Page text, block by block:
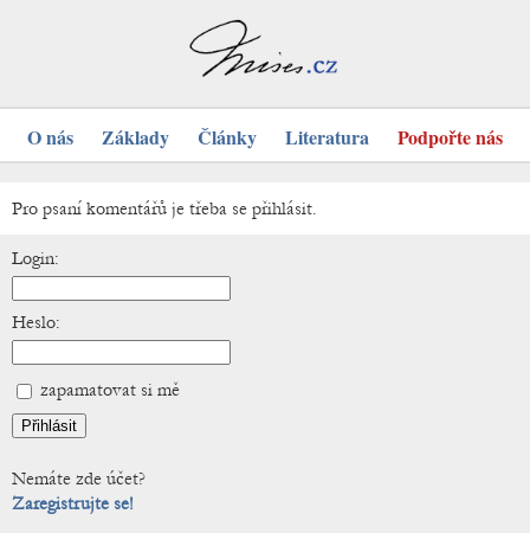
O nás Základy Články Literatura Podpořte nás
Pro psaní komentářů je třeba se přihlásit.
Login:
Heslo:
zapamatovat si mě
Nemáte zde účet?
Zaregistrujte se!